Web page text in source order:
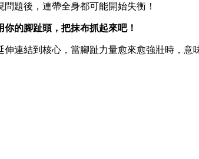
題後，連帶全身都可能開始失衡！
你的腳趾頭，把抹布抓起來吧！
連結到核心，當腳趾力量愈來愈強壯時，意